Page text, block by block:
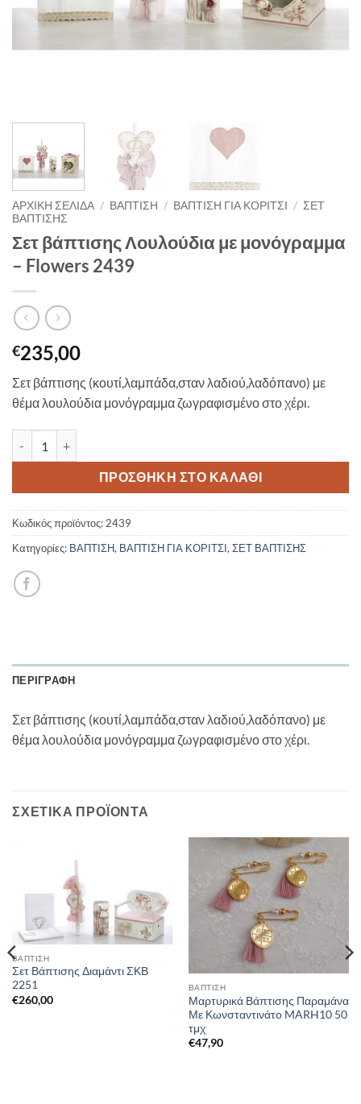
ΑΡΧΙΚΉ ΣΕΛΊΔΑ / ΒΑΠΤΙΣΗ / ΒΑΠΤΙΣΗ ΓΙΑ ΚΟΡΙΤΣΙ / ΣΕΤ
ΒΑΠΤΙΣΗΣ
Σετ βάπτισης Λουλούδια με μονόγραμμα
– Flowers 2439
€235,00
Σετ βάπτισης (κουτί,λαμπάδα,σταν λαδιού,λαδόπανο) με
θέμα λουλούδια μονόγραμμα ζωγραφισμένο στο χέρι.
ΠΡΟΣΘΉΚΗ ΣΤΟ ΚΑΛΆΘΙ
Κωδικός προϊόντος: 2439
Κατηγορίες: ΒΑΠΤΙΣΗ, ΒΑΠΤΙΣΗ ΓΙΑ ΚΟΡΙΤΣΙ, ΣΕΤ ΒΑΠΤΙΣΗΣ
ΠΕΡΙΓΡΑΦΉ
Σετ βάπτισης (κουτί,λαμπάδα,σταν λαδιού,λαδόπανο) με
θέμα λουλούδια μονόγραμμα ζωγραφισμένο στο χέρι.
ΣΧΕΤΙΚΆ ΠΡΟΪΌΝΤΑ
ΒΑΠΤΙΣΗ
Σετ Βάπτισης Διαμάντι ΣΚΒ
2251
€260,00
ΒΑΠΤΙΣΗ
Μαρτυρικά Βάπτισης Παραμάνα
Με Κωνσταντινάτο MARH10 50
τμχ
€47,90